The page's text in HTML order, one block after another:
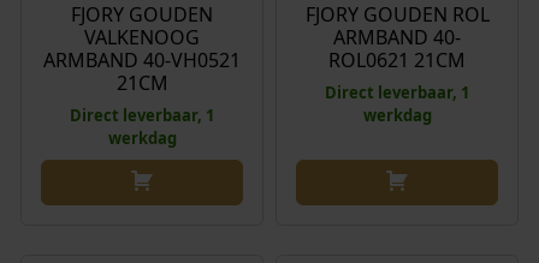
FJORY GOUDEN
VALKENOOG
ARMBAND 40-VH0521
21CM
Direct leverbaar, 1
werkdag
FJORY GOUDEN ROL
ARMBAND 40-
ROL0621 21CM
Direct leverbaar, 1
werkdag